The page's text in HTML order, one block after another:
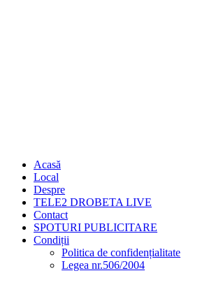
Acasă
Local
Despre
TELE2 DROBETA LIVE
Contact
SPOTURI PUBLICITARE
Condiții
Politica de confidențialitate
Legea nr.506/2004